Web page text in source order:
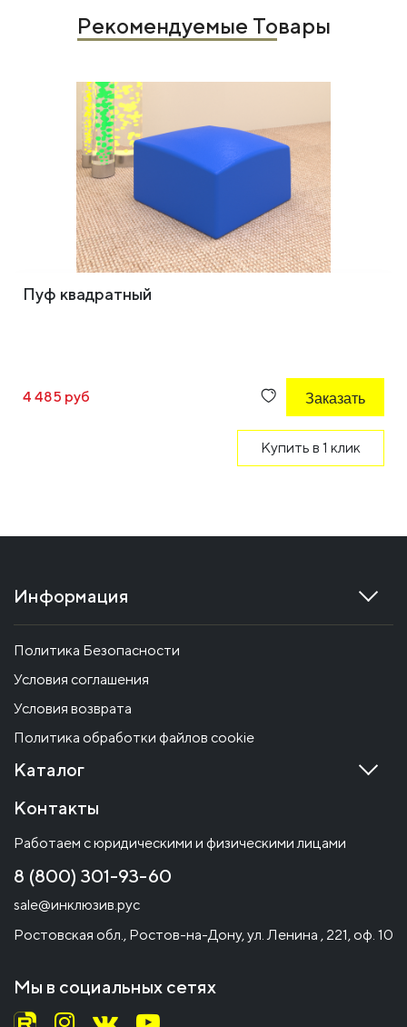
Рекомендуемые Товары
Пуф квадратный
4 485 руб Заказать
Купить в 1 клик
Информация
Политика Безопасности
Условия соглашения
Условия возврата
Политика обработки файлов cookie
Каталог
Контакты
Работаем с юридическими и физическими лицами
8 (800) 301-93-60
sale@инклюзив.рус
Ростовская обл., Ростов-на-Дону, ул. Ленина , 221, оф. 10
Мы в социальных сетях